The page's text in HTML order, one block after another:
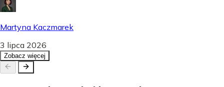
Martyna Kaczmarek
3 lipca 2026
Zobacz więcej